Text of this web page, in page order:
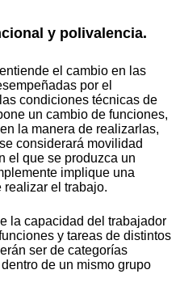
y polivalencia.
el cambio en las
por el
condiciones técnicas de
un cambio de funciones,
la manera de realizarlas,
considerará movilidad
el que se produzca un
implique una
realizar el trabajo.
la capacidad del trabajador
y tareas de distintos
ser de categorías
de un mismo grupo